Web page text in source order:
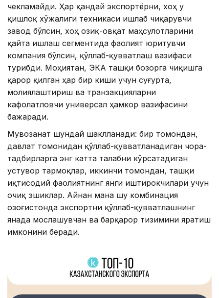
чекламайди. Ҳар қандай экспортёрни, хоҳ у
қишлоқ хўжалиги техникаси ишлаб чиқарувчи
завод бўлсин, хоҳ озиқ-овқат маҳсулотларини
қайта ишлаш сегментида фаолият юритувчи
компания бўлсин, қўллаб-қувватлаш вазифаси
турибди. Моҳиятан, ЭКА ташқи бозорга чиқишга
қарор қилган ҳар бир киши учун суғурта,
молиялаштириш ва транзакцияларни
кафолатловчи универсал ҳамкор вазифасини
бажаради.
Мувозанат шундай шаклланади: бир томондан,
давлат томонидан қўллаб-қувватланадиган чора-
тадбирларга энг катта талабни кўрсатадиган
устувор тармоқлар, иккинчи томондан, ташқи
иқтисодий фаолиятнинг янги иштирокчилари учун
очиқ эшиклар. Айнан мана шу комбинация
Қозоғистонда экспортни қўллаб-қувватлашнинг
янада мослашувчан ва барқарор тизимини яратиш
имконини беради.